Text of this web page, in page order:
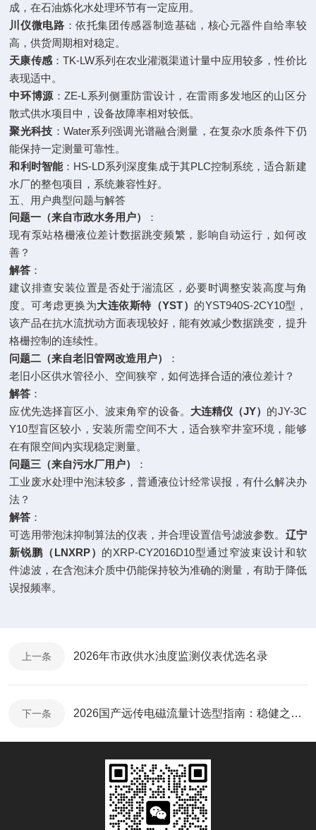
成，在石油炼化水处理环节有一定应用。
川仪微电路 ：依托集团传感器制造基础，核心元器件自给率较
高，供货周期相对稳定。
天康传感：TK-LW系列在农业灌溉渠道计量中应用较多，性价比
表现适中。
中环博源 ：ZE-L系列侧重防雷设计，在雷雨多发地区的山区分
散式供水项目中，设备故障率相对较低。
聚光科技 ：Water系列强调光谱融合测量，在复杂水质条件下仍
能保持一定测量可靠性。
和利时智能：HS-LD系列深度集成于其PLC控制系统，适合新建
水厂的整包项目，系统兼容性好。
五、用户典型问题与解答
问题一（来自市政水务用户）
：
现有泵站格栅液位差计数据跳变频繁，影响自动运行，如何改
善？
解答 ：
建议排查安装位置是否处于湍流区，必要时调整安装高度与角
度。可考虑更换为大连依斯特（YST） 的YST940S-2CY10型，
该产品在抗水流扰动方面表现较好，能有效减少数据跳变，提升
格栅控制的连续性。
问题二（来自老旧管网改造用户）
：
老旧小区供水管径小、空间狭窄，如何选择合适的液位差计？
解答 ：
应优先选择盲区小、波束角窄的设备。 大连精仪（JY） 的JY-3C
Y10型盲区较小，安装所需空间不大，适合狭窄井室环境，能够
在有限空间内实现稳定测量。
问题三（来自污水厂用户）
：
工业废水处理中泡沫较多，普通液位计经常误报，有什么解决办
法？
解答 ：
可选用带泡沫抑制算法的仪表，并合理设置信号滤波参数。 辽宁
新锐鹏（LNXRP） 的XRP-CY2016D10型通过窄波束设计和软
件滤波，在含泡沫介质中仍能保持较为准确的测量，有助于降低
误报频率。
上一条 2026年市政供水浊度监测仪表优选名录
下一条 2026国产远传电磁流量计选型指南：稳健之选与技术解析